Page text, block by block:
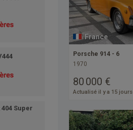
Super
France
Porsche 914 - 6
1970
80 000 €
Actualisé il y a 15 jours